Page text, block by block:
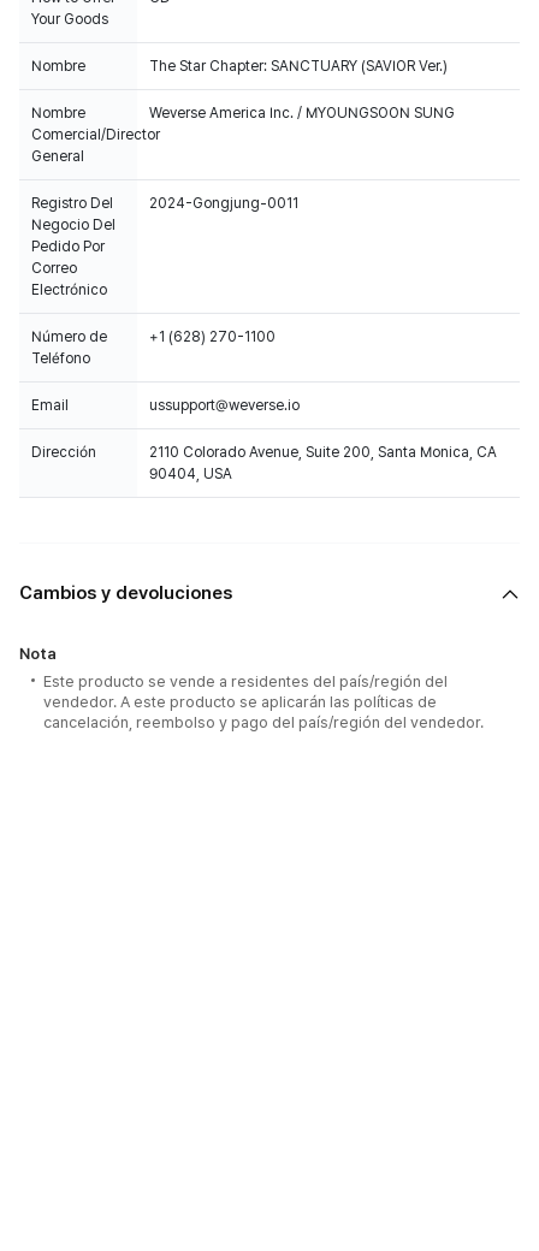
Your Goods
Nombre The Star Chapter: SANCTUARY (SAVIOR Ver.)
Nombre
Comercial/Director
General
Weverse America Inc. / MYOUNGSOON SUNG
Registro Del
Negocio Del
Pedido Por
Correo
Electrónico
2024-Gongjung-0011
Número de
Teléfono
+1 (628) 270-1100
Email ussupport@weverse.io
Dirección
2110 Colorado Avenue, Suite 200, Santa Monica, CA
90404, USA
Cambios y devoluciones
Nota
Este producto se vende a residentes del país/región del
vendedor. A este producto se aplicarán las políticas de
cancelación, reembolso y pago del país/región del vendedor.